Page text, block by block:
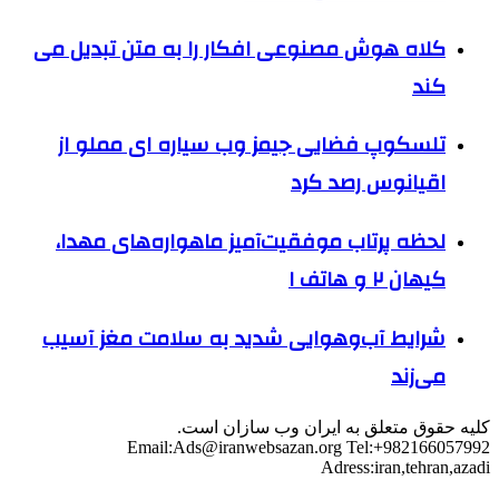
کلاه هوش مصنوعی افکار را به متن تبدیل می
کند
تلسکوپ فضایی جیمز وب سیاره ای مملو از
اقیانوس رصد کرد
لحظه پرتاب موفقیت‌آمیز ماهواره‌های مهدا،
کیهان ۲ و هاتف ۱
شرایط آب‌و‌هوایی شدید به سلامت مغز آسیب
می‌زند
کلیه حقوق متعلق به ایران وب سازان است.
Email:Ads@iranwebsazan.org Tel:+982166057992
Adress:iran,tehran,azadi